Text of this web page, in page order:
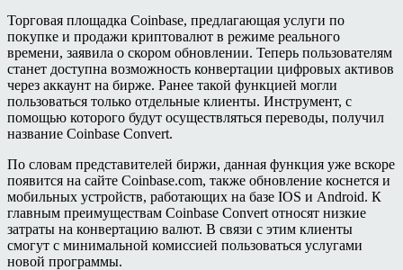
Торговая площадка Coinbase, предлагающая услуги по
покупке и продажи криптовалют в режиме реального
времени, заявила о скором обновлении. Теперь пользователям
станет доступна возможность конвертации цифровых активов
через аккаунт на бирже. Ранее такой функцией могли
пользоваться только отдельные клиенты. Инструмент, с
помощью которого будут осуществляться переводы, получил
название Coinbase Convert.
По словам представителей биржи, данная функция уже вскоре
появится на сайте Coinbase.com, также обновление коснется и
мобильных устройств, работающих на базе IOS и Android. К
главным преимуществам Coinbase Convert относят низкие
затраты на конвертацию валют. В связи с этим клиенты
смогут с минимальной комиссией пользоваться услугами
новой программы.